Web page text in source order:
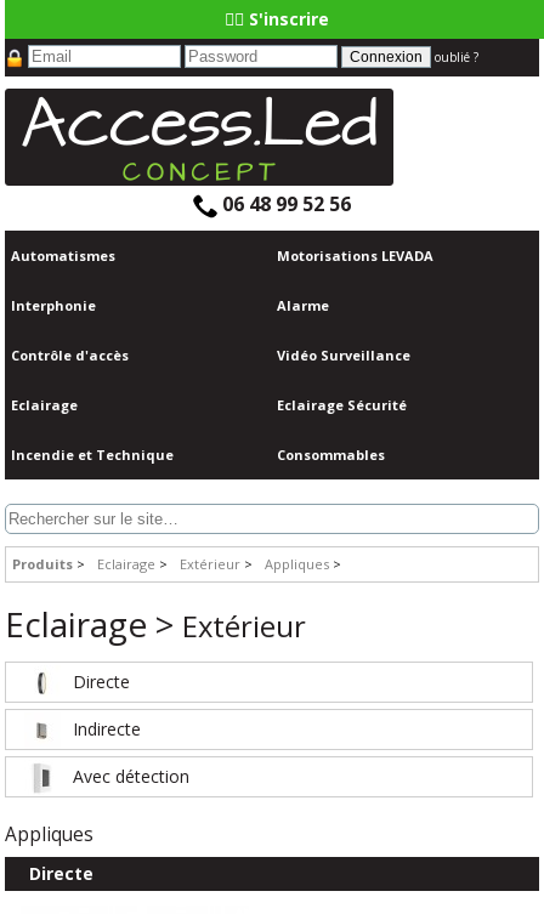
👆🏼 S'inscrire
oublié ?
06 48 99 52 56
Automatismes Motorisations LEVADA
Interphonie Alarme
Contrôle d'accès Vidéo Surveillance
Eclairage Eclairage Sécurité
Incendie et Technique Consommables
Produits Eclairage Extérieur Appliques
Eclairage > Extérieur
Directe
Indirecte
Avec détection
Appliques
Directe